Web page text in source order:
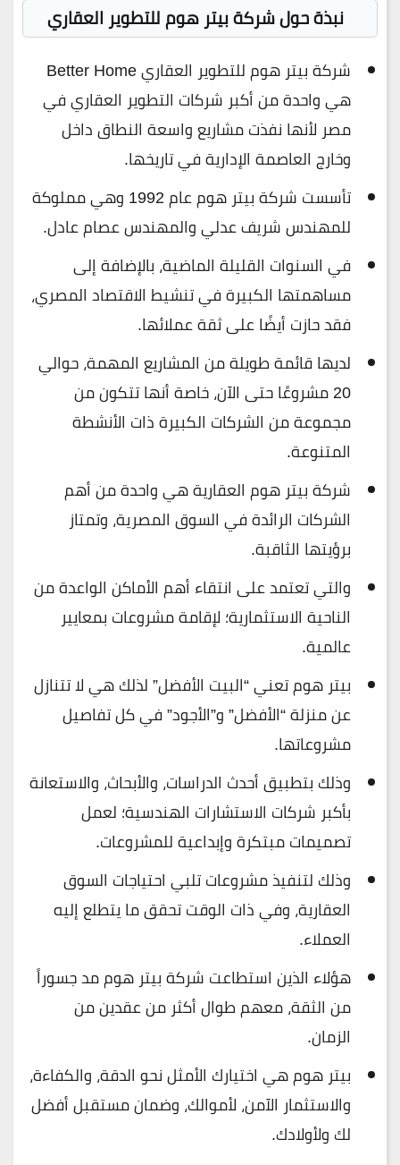
نبذة حول شركة بيتر هوم للتطوير العقاري
شركة بيتر هوم للتطوير العقاري Better Home
هي واحدة من أكبر شركات التطوير العقاري في
مصر لأنها نفذت مشاريع واسعة النطاق داخل
وخارج العاصمة الإدارية في تاريخها.
تأسست شركة بيتر هوم عام 1992 وهي مملوكة
للمهندس شريف عدلي والمهندس عصام عادل.
في السنوات القليلة الماضية، بالإضافة إلى
مساهمتها الكبيرة في تنشيط الاقتصاد المصري،
فقد حازت أيضًا على ثقة عملائها.
لديها قائمة طويلة من المشاريع المهمة، حوالي
20 مشروعًا حتى الآن، خاصة أنها تتكون من
مجموعة من الشركات الكبيرة ذات الأنشطة
المتنوعة.
شركة بيتر هوم العقارية هي واحدة من أهم
الشركات الرائدة في السوق المصرية، وتمتاز
برؤيتها الثاقبة.
والتي تعتمد على انتقاء أهم الأماكن الواعدة من
الناحية الاستثمارية؛ لإقامة مشروعات بمعايير
عالمية.
بيتر هوم تعني “البيت الأفضل” لذلك هي لا تتنازل
عن منزلة “الأفضل” و”الأجود” في كل تفاصيل
مشروعاتها.
وذلك بتطبيق أحدث الدراسات، والأبحاث، والاستعانة
بأكبر شركات الاستشارات الهندسية؛ لعمل
تصميمات مبتكرة وإبداعية للمشروعات.
وذلك لتنفيذ مشروعات تلبي احتياجات السوق
العقارية، وفي ذات الوقت تحقق ما يتطلع إليه
العملاء.
هؤلاء الذين استطاعت شركة بيتر هوم مد جسوراً
من الثقة، معهم طوال أكثر من عقدين من
الزمان.
بيتر هوم هي اختيارك الأمثل نحو الدقة، والكفاءة،
والاستثمار الآمن، لأموالك، وضمان مستقبل أفضل
لك ولأولادك.